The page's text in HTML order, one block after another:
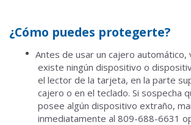
¿Cómo puedes protegerte?
Antes de usar un cajero automático,
existe ningún dispositivo o
el lector de la tarjeta, en la parte
cajero o en el teclado. Si sospecha
posee algún dispositivo extraño,
inmediatamente al 809-688-6631